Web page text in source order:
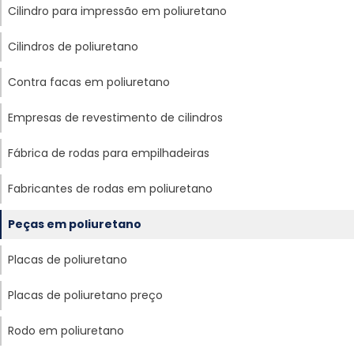
Cilindro para impressão em poliuretano
Cilindros de poliuretano
Contra facas em poliuretano
Empresas de revestimento de cilindros
Fábrica de rodas para empilhadeiras
Fabricantes de rodas em poliuretano
Peças em poliuretano
Placas de poliuretano
Placas de poliuretano preço
Rodo em poliuretano